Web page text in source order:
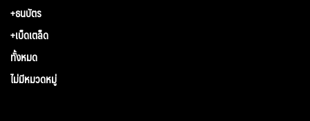
+ธนบัตร
+เบ็ดเตล็ด
ทั้งหมด
ไม่มีหมวดหมู่